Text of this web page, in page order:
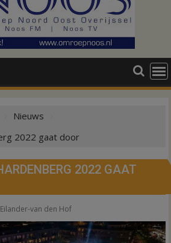
Nieuws
2022 gaat door
2022 GAAT
van den Hof